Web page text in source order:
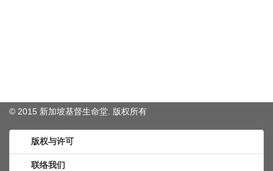
© 2015 新加坡基督生命堂. 版权所有
版权与许可
联络我们